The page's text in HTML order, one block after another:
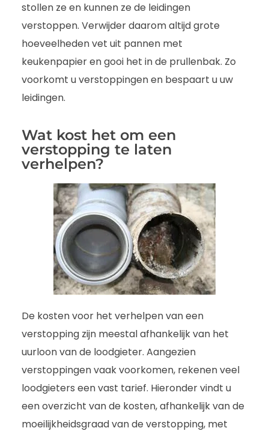
stollen ze en kunnen ze de leidingen
verstoppen. Verwijder daarom altijd grote
hoeveelheden vet uit pannen met
keukenpapier en gooi het in de prullenbak. Zo
voorkomt u verstoppingen en bespaart u uw
leidingen.
Wat kost het om een
verstopping te laten
verhelpen?
De kosten voor het verhelpen van een
verstopping zijn meestal afhankelijk van het
uurloon van de loodgieter. Aangezien
verstoppingen vaak voorkomen, rekenen veel
loodgieters een vast tarief. Hieronder vindt u
een overzicht van de kosten, afhankelijk van de
moeilijkheidsgraad van de verstopping, met